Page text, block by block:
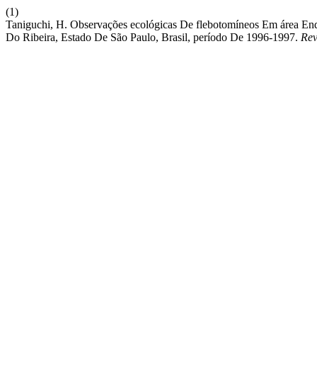
(1)
Taniguchi, H. Observações ecológicas De flebotomíneos Em área
Do Ribeira, Estado De São Paulo, Brasil, período De 1996-1997.